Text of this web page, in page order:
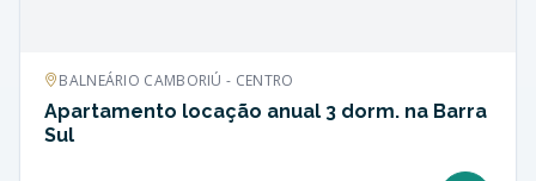
BALNEÁRIO CAMBORIÚ - CENTRO
Apartamento locação anual 3 dorm. na Barra
Sul